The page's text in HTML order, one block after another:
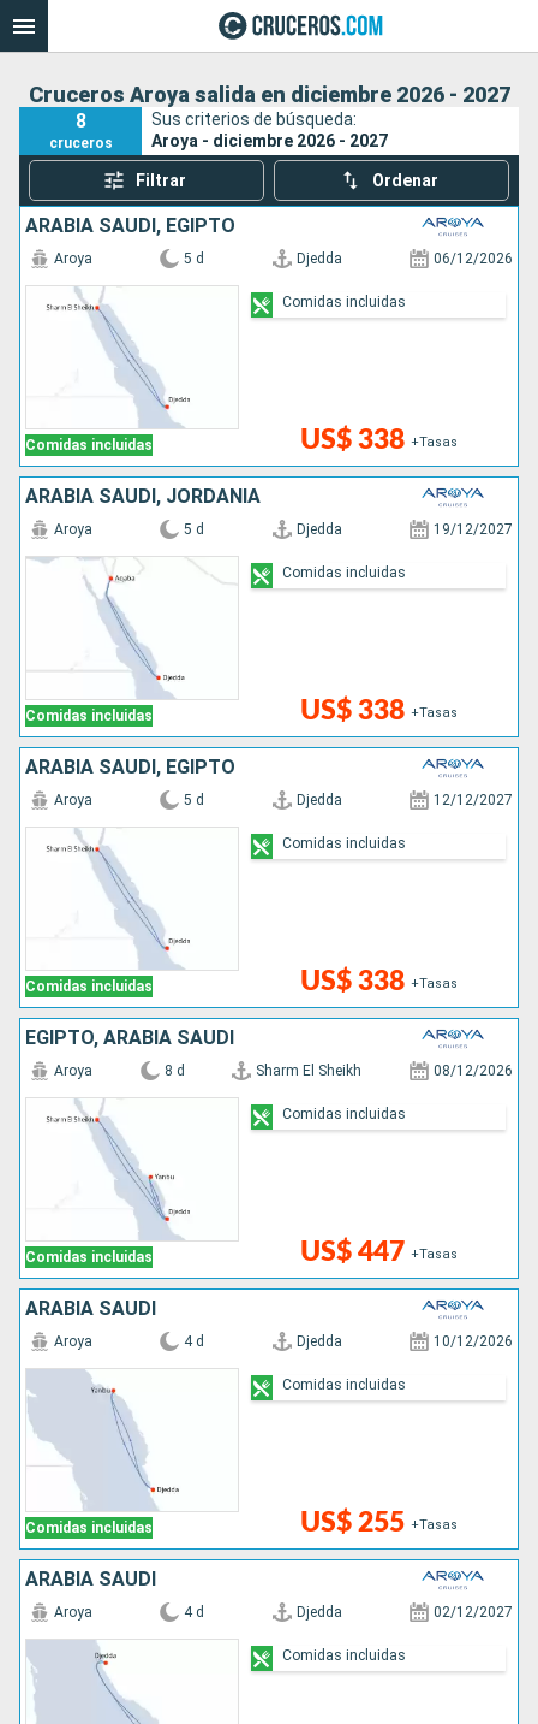
Cruceros Aroya salida en diciembre 2026 - 2027
8
cruceros
Sus criterios de búsqueda:
Aroya - diciembre 2026 - 2027
Filtrar Ordenar
ARABIA SAUDÍ, EGIPTO
Comidas incluidas
Aroya 5 d Djedda 06/12/2026
US$ 338 +Tasas
Comidas incluidas
ARABIA SAUDÍ, JORDANIA
Comidas incluidas
Aroya 5 d Djedda 19/12/2027
US$ 338 +Tasas
Comidas incluidas
ARABIA SAUDÍ, EGIPTO
Comidas incluidas
Aroya 5 d Djedda 12/12/2027
US$ 338 +Tasas
Comidas incluidas
EGIPTO, ARABIA SAUDÍ
Comidas incluidas
Aroya 8 d Sharm El Sheikh 08/12/2026
US$ 447 +Tasas
Comidas incluidas
ARABIA SAUDÍ
Comidas incluidas
Aroya 4 d Djedda 10/12/2026
US$ 255 +Tasas
Comidas incluidas
ARABIA SAUDÍ
Aroya 4 d Djedda 02/12/2027
Comidas incluidas